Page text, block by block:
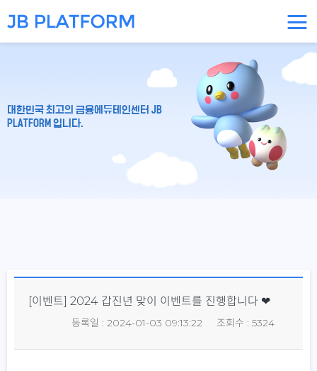
대한민국 최고의 금융에듀테인센터 JB
PLATFORM 입니다.
[이벤트] 2024 갑진년 맞이 이벤트를 진행합니다 ❤
조회수 : 5324
등록일 : 2024-01-03 09:13:22